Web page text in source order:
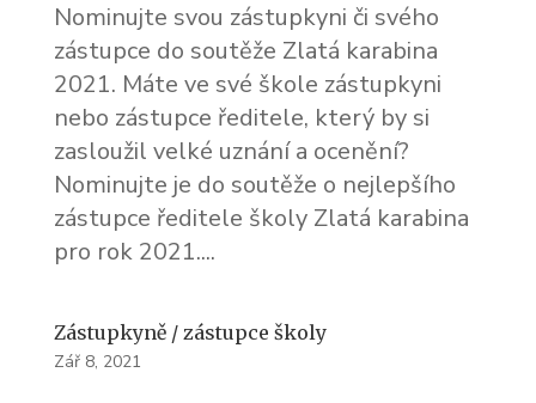
Nominujte svou zástupkyni či svého
zástupce do soutěže Zlatá karabina
2021. Máte ve své škole zástupkyni
nebo zástupce ředitele, který by si
zasloužil velké uznání a ocenění?
Nominujte je do soutěže o nejlepšího
zástupce ředitele školy Zlatá karabina
pro rok 2021....
Zástupkyně / zástupce školy
Zář 8, 2021